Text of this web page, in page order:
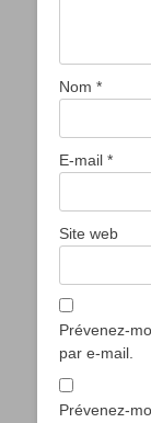
Nom *
E-mail *
Site web
Prévenez-
par e-mail.
Prévenez-